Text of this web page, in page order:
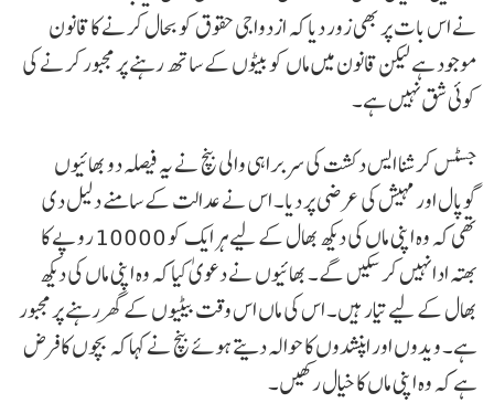
نے اس بات پر بھی زور دیا کہ ازدواجی حقوق کو بحال کرنے کا قانون
موجود ہے لیکن قانون میں ماں کو بیٹوں کے ساتھ رہنے پر مجبور کرنے کی
کوئی شق نہیں ہے۔
جسٹس کرشنا ایس دکشت کی سربراہی والی بنچ نے یہ فیصلہ دو بھائیوں
گوپال اور مہیش کی عرضی پر دیا۔ اس نے عدالت کے سامنے دلیل دی
تھی کہ وہ اپنی ماں کی دیکھ بھال کے لیے ہر ایک کو 10000 روپے کا
بھتہ ادا نہیں کر سکیں گے۔ بھائیوں نے دعویٰ کیا کہ وہ اپنی ماں کی دیکھ
بھال کے لیے تیار ہیں۔ اس کی ماں اس وقت بیٹیوں کے گھر رہنے پر مجبور
ہے۔ ویدوں اور اپنشدوں کا حوالہ دیتے ہوئے بنچ نے کہا کہ بچوں کا فرض
ہے کہ وہ اپنی ماں کا خیال رکھیں۔